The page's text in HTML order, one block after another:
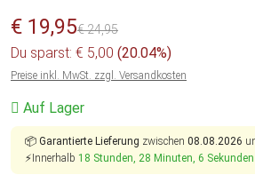
€ 19,95€ 24,95
Du sparst: € 5,00 (20.04%)
Preise inkl. MwSt. zzgl. Versandkosten
Auf Lager
📦 Garantierte Lieferung zwischen 08.08.2026
⚡Innerhalb 18 Stunden, 28 Minuten, 6 Sekunden